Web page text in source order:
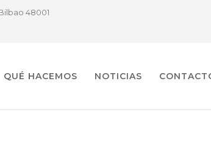
48001
QUÉ HACEMOS NOTICIAS